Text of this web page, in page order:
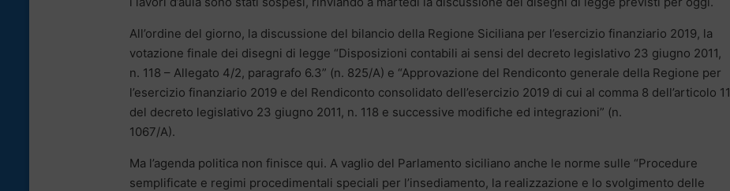
All’ordine del giorno, la discussione del bilancio della Regione Siciliana per l’esercizio finanziario 2019, la
votazione finale dei disegni di legge “Disposizioni contabili ai sensi del decreto legislativo 23 giugno 2011,
n. 118 – Allegato 4/2, paragrafo 6.3” (n. 825/A) e “Approvazione del Rendiconto generale della Regione per
l’esercizio finanziario 2019 e del Rendiconto consolidato dell’esercizio 2019 di cui al comma 8 dell’articolo 11
del decreto legislativo 23 giugno 2011, n. 118 e successive modifiche ed integrazioni” (n.
1067/A).
Ma l’agenda politica non finisce qui. A vaglio del Parlamento siciliano anche le norme sulle “Procedure
semplificate e regimi procedimentali speciali per l’insediamento, la realizzazione e lo svolgimento delle